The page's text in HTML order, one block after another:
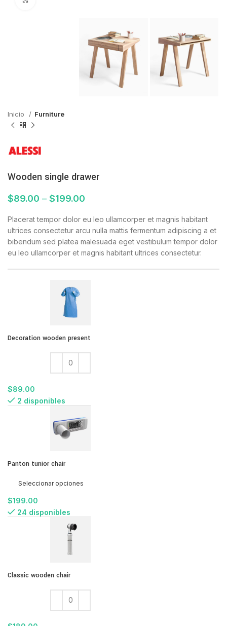
Inicio Furniture
Wooden single drawer
$89.00 – $199.00
Placerat tempor dolor eu leo ullamcorper et magnis habitant
ultrices consectetur arcu nulla mattis fermentum adipiscing a et
bibendum sed platea malesuada eget vestibulum tempor dolor
eu leo ullamcorper et magnis habitant ultrices consectetur.
Decoration wooden present
$89.00
2 disponibles
Panton tunior chair
Seleccionar opciones
$199.00
24 disponibles
Classic wooden chair